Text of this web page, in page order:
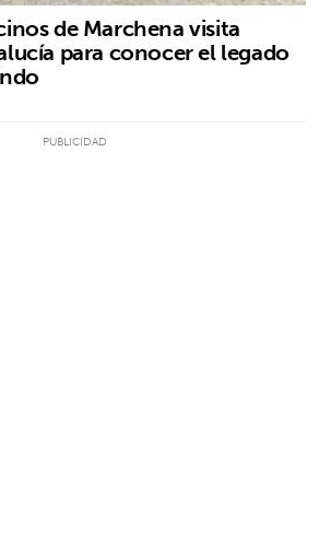
de Marchena visita
para conocer el legado